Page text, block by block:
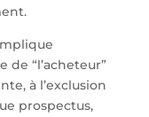
de “l’acheteur”
à l’exclusion
prospectus,